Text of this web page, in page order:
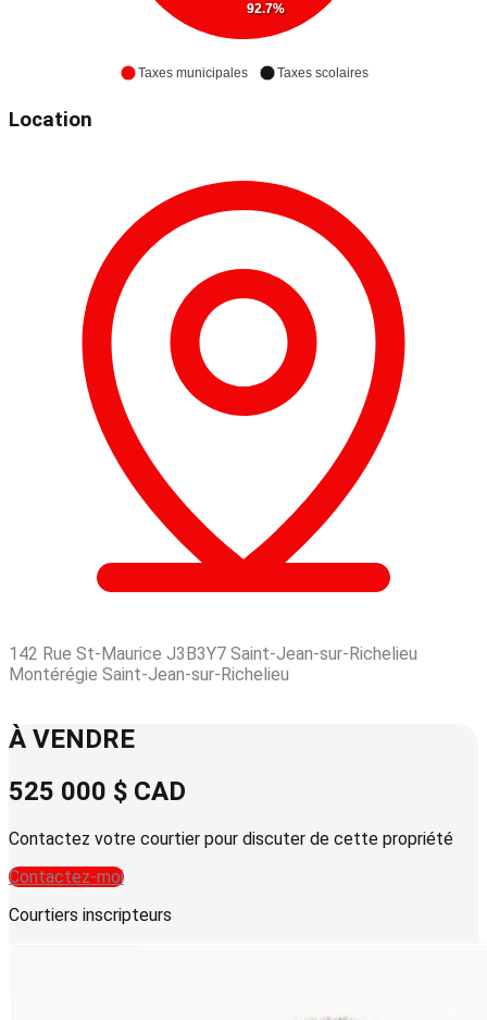
92.7%
Taxes municipales Taxes scolaires
Location
142 Rue St-Maurice J3B3Y7 Saint-Jean-sur-Richelieu
Montérégie Saint-Jean-sur-Richelieu
+
À VENDRE
525 000 $ CAD
Contactez votre courtier pour discuter de cette propriété
Contactez-moi
Courtiers inscripteurs